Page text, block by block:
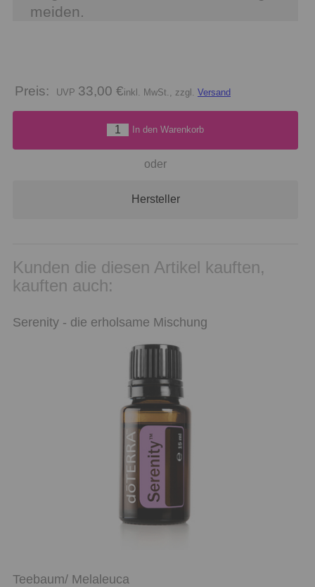
meiden.
Preis: 33,00 €inkl. MwSt., zzgl. Versand
In den Warenkorb
oder
Hersteller
Kunden die diesen Artikel kauften,
kauften auch:
Serenity - die erholsame Mischung
Teebaum/ Melaleuca